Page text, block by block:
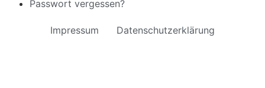
Passwort vergessen?
Impressum Datenschutzerklärung